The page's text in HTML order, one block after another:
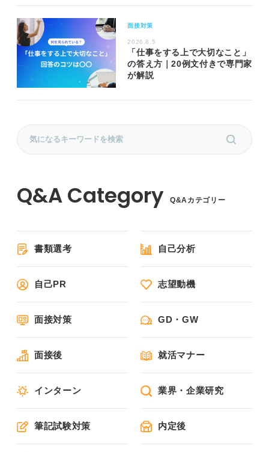
面接対策
2026.8.5
「仕事をする上で大切なこと」
の答え方｜20例文付きで専門家
が解説
Q&Aカテゴリー
書類選考 自己分析
自己PR 志望動機
面接対策 GD・GW
面接後 就活マナー
インターン 業界・企業研究
筆記試験対策 内定後